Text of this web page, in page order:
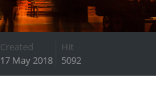
Created
17 May 2018
Hit
5092